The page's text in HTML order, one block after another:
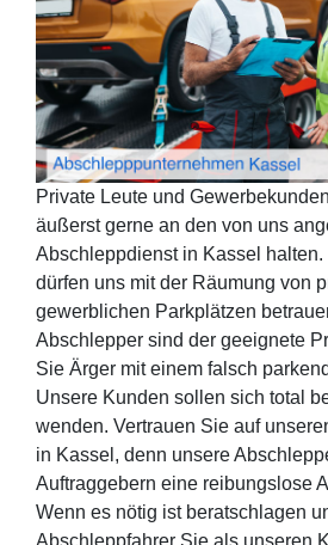
Private Leute und
äußerst gerne an den von uns
Abschleppdienst in Kassel
dürfen uns mit der Räumung von
gewerblichen Parkplätzen
Abschlepper sind der geeignete
Sie Ärger mit einem falsch
Unsere Kunden sollen sich total
wenden. Vertrauen Sie auf
in Kassel, denn unsere
Auftraggebern eine reibungslose
Wenn es nötig ist beratschlagen
Abschleppfahrer Sie als unseren